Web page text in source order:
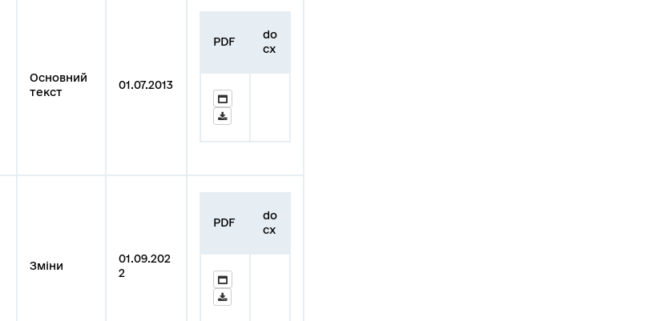
Основний
текст
01.07.2013
PDF
do
cx
Зміни
01.09.202
2
PDF
do
cx